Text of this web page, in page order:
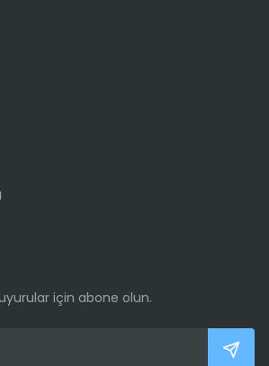
için abone olun.